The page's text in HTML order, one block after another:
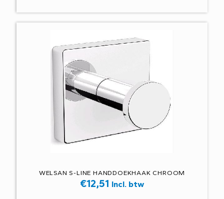
WELSAN S-LINE HANDDOEKHAAK CHROOM
€12,51 Incl. btw